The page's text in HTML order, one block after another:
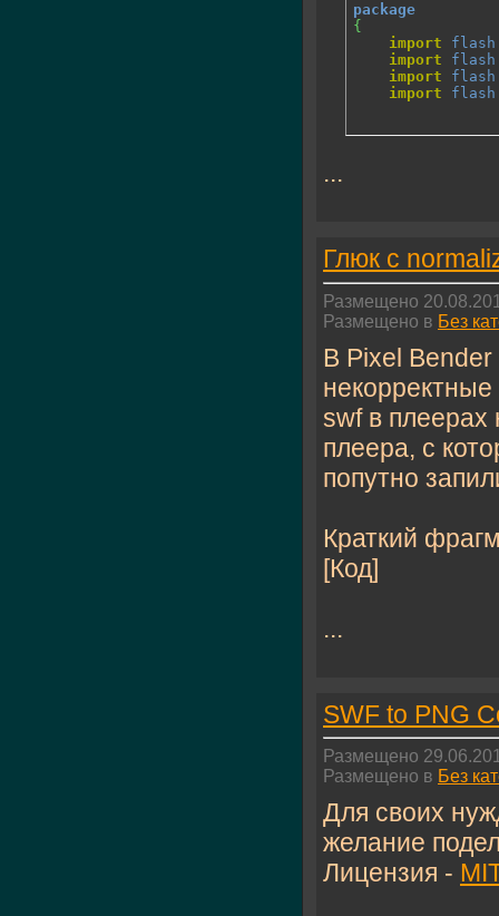
package
{
import
import
import
import
...
Глюк с
Размещено
Размещено в Без
В Pixel
некорректные
swf в плеерах
плеера, с
попутно
Краткий
[Код]
...
SWF to PNG
Размещено
Размещено в Без
Для своих
желание
Лицензия -